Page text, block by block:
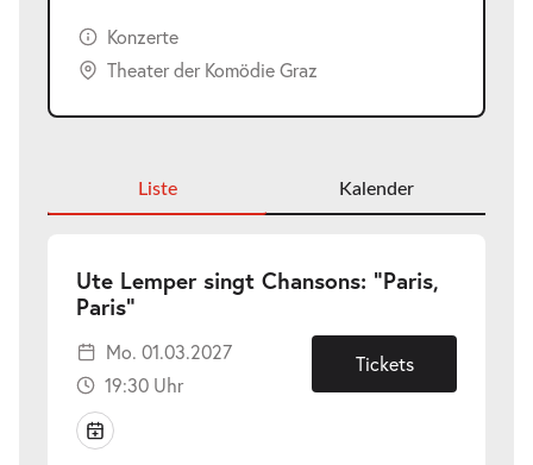
Konzerte
Theater der Komödie Graz
Liste Kalender
Ute Lemper singt Chansons: "Paris,
Paris"
01.03.2027
Mo. 01.03.2027
19:30 Uhr
Tickets